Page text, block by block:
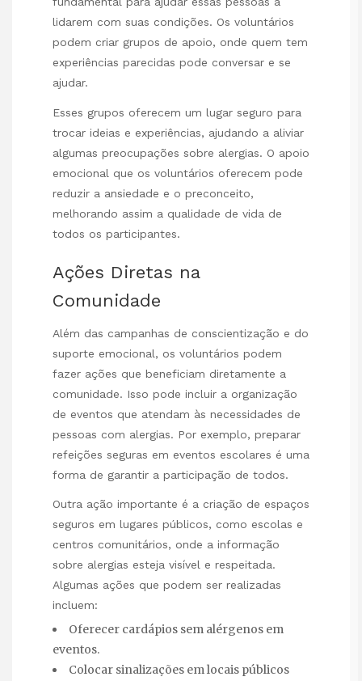
lidarem com suas condições. Os voluntários
podem criar grupos de apoio, onde quem tem
experiências parecidas pode conversar e se
ajudar.
Esses grupos oferecem um lugar seguro para
trocar ideias e experiências, ajudando a aliviar
algumas preocupações sobre alergias. O apoio
emocional que os voluntários oferecem pode
reduzir a ansiedade e o preconceito,
melhorando assim a qualidade de vida de
todos os participantes.
Ações Diretas na
Comunidade
Além das campanhas de conscientização e do
suporte emocional, os voluntários podem
fazer ações que beneficiam diretamente a
comunidade. Isso pode incluir a organização
de eventos que atendam às necessidades de
pessoas com alergias. Por exemplo, preparar
refeições seguras em eventos escolares é uma
forma de garantir a participação de todos.
Outra ação importante é a criação de espaços
seguros em lugares públicos, como escolas e
centros comunitários, onde a informação
sobre alergias esteja visível e respeitada.
Algumas ações que podem ser realizadas
incluem:
Oferecer cardápios sem alérgenos em
eventos.
Colocar sinalizações em locais públicos